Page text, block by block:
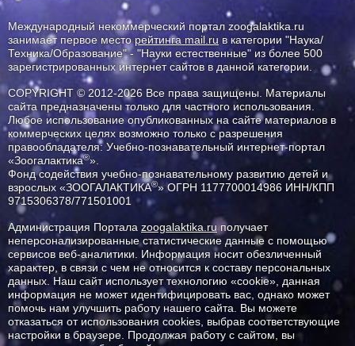
Международный некоммерческий портал zoogalaktika.ru
занимает первое месторейтинга mail.ru в категории "Наука/
Техника/Образование" - "Науки естественные" из более 500
зарегистрированных интернет сайтов в данной категории.
COPYRIGHT © 2012-2026 Все права защищены. Материалы
сайта предназначены только для частного использования.
Любое использование опубликованных на сайте материалов в
коммерческих целях возможно только с разрешения
правообладателя: Учебно-познавательный интернет-портал
«Зоогалактика®».
Фонд содействия учебно-познавательному развитию детей и
взрослых «ЗООГАЛАКТИКА®» ОГРН 1177700014986 ИНН/КПП
9715306378/771501001
Администрация Портала zoogalaktika.ruполучает
неперсонализированные статистические данные с помощью
сервисов веб-аналитики. Информация носит обезличенный
характер, в связи с чем не относится к составу персональных
данных. Наш сайт использует технологию «cookie», данная
информация не может идентифицировать вас, однако может
помочь нам улучшить работу нашего сайта. Вы можете
отказаться от использования cookies, выбрав соответствующие
настройки в браузере. Продолжая работу с сайтом, вы